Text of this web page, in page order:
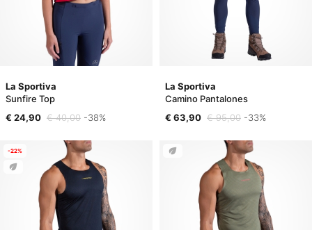
La Sportiva
Sunfire Top
€ 24,90 € 40,00 -38%
La Sportiva
Camino Pantalones
€ 63,90 € 95,00 -33%
-22%